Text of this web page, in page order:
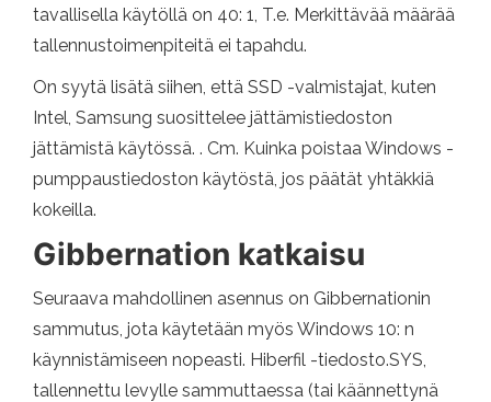
tavallisella käytöllä on 40: 1, T.e. Merkittävää määrää
tallennustoimenpiteitä ei tapahdu.
On syytä lisätä siihen, että SSD -valmistajat, kuten
Intel, Samsung suosittelee jättämistiedoston
jättämistä käytössä. . Cm. Kuinka poistaa Windows -
pumppaustiedoston käytöstä, jos päätät yhtäkkiä
kokeilla.
Gibbernation katkaisu
Seuraava mahdollinen asennus on Gibbernationin
sammutus, jota käytetään myös Windows 10: n
käynnistämiseen nopeasti. Hiberfil -tiedosto.SYS,
tallennettu levylle sammuttaessa (tai käännettynä